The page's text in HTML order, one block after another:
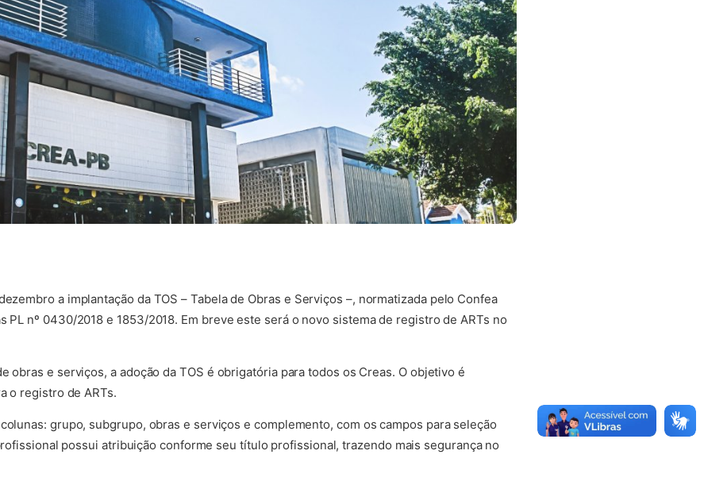
a implantação da TOS – Tabela de Obras e Serviços –, normatizada pelo Confea
PL nº 0430/2018 e 1853/2018. Em breve este será o novo sistema de registro de ARTs no
obras e serviços, a adoção da TOS é obrigatória para todos os Creas. O objetivo é
o registro de ARTs.
grupo, subgrupo, obras e serviços e complemento, com os campos para seleção
possui atribuição conforme seu título profissional, trazendo mais segurança no